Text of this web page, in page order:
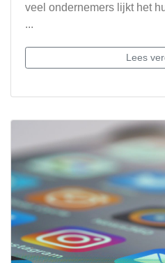
veel ondernemers lijkt het
...
Lees